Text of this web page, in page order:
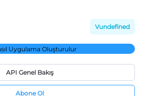
Vundefined
API Genel Bakış
Abone Ol
Uygulama Oluşturulur